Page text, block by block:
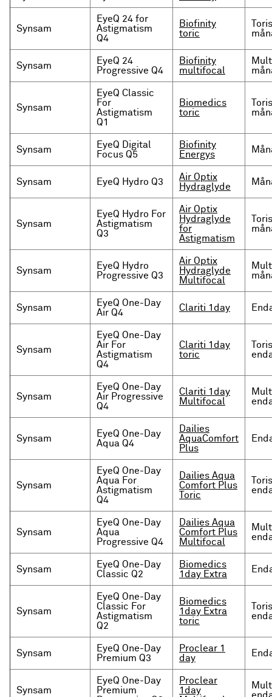
Synsam
EyeQ 24 for
Astigmatism
Q4
Biofinity
toric
Synsam
EyeQ 24
Progressive Q4
Biofinity
multifocal
Synsam
EyeQ Classic
For
Astigmatism
Q1
Biomedics
toric
Synsam
EyeQ Digital
Focus Q5
Biofinity
Energys
Synsam EyeQ Hydro Q3
Air Optix
Hydraglyde
Synsam
EyeQ Hydro For
Astigmatism
Q3
Air Optix
Hydraglyde
for
Astigmatism
Synsam
EyeQ Hydro
Progressive Q3
Air Optix
Hydraglyde
Multifocal
Synsam
EyeQ One-Day
Air Q4
Clariti 1day
Synsam
EyeQ One-Day
Air For
Astigmatism
Q4
Clariti 1day
toric
Synsam
EyeQ One-Day
Air Progressive
Q4
Clariti 1day
Multifocal
Synsam
EyeQ One-Day
Aqua Q4
Dailies
AquaComfort
Plus
Synsam
EyeQ One-Day
Aqua For
Astigmatism
Q4
Dailies Aqua
Comfort Plus
Toric
Synsam
EyeQ One-Day
Aqua
Progressive Q4
Dailies Aqua
Comfort Plus
Multifocal
Synsam
EyeQ One-Day
Classic Q2
Biomedics
1day Extra
Synsam
EyeQ One-Day
Classic For
Astigmatism
Q2
Biomedics
1day Extra
toric
Synsam
EyeQ One-Day
Premium Q3
Proclear 1
day
Synsam
EyeQ One-Day
Premium
Proclear
1day